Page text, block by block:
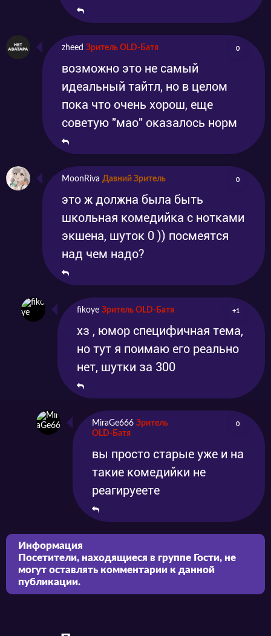
zheed Зритель OLD-Батя 0
возможно это не самый
идеальный тайтл, но в целом
пока что очень хорош, еще
советую "мао" оказалось норм
MoonRiva Давний Зритель 0
это ж должна была быть
школьная комедийка с нотками
экшена, шуток 0 )) посмеятся
над чем надо?
fikoye Зритель OLD-Батя +1
хз , юмор специфичная тема,
но тут я поимаю его реально
нет, шутки за 300
MiraGe666 Зритель
OLD-Батя
0
вы просто старые уже и на
такие комедийки не
реагируеете
Информация
Посетители, находящиеся в группе Гости, не
могут оставлять комментарии к данной
публикации.